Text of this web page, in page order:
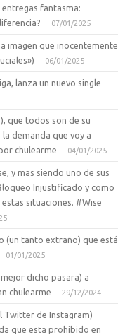
entregas fantasma:
07/01/2025
imagen que inocentemente
06/01/2025
lanza un nuevo single
que todos son de su
demanda que voy a
chulearme
04/01/2025
y mas siendo uno de sus
Injustificado y como
situaciones. #Wise
(un tanto extraño) que está
01/01/2025
dicho pasara) a
chulearme
29/12/2024
Twitter de Instagram)
que esta prohibido en